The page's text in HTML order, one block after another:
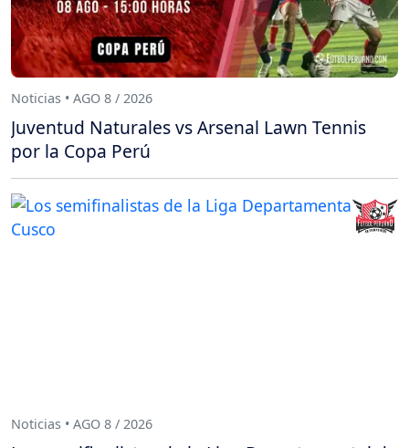
Noticias • AGO 8 / 2026
Juventud Naturales vs Arsenal Lawn Tennis
por la Copa Perú
Noticias • AGO 8 / 2026